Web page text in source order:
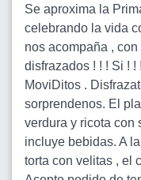
Se aproxima la
celebrando la vida
nos acompaña ,
disfrazados ! ! ! Si !
MoviDitos .
sorprendenos. El
verdura y ricota con
incluye bebidas. A
torta con velitas , el